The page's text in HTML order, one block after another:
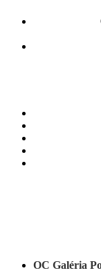
Close
OC Galéria